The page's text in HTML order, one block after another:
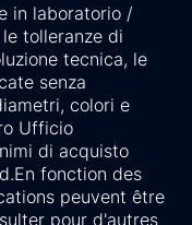
in laboratorio /
tolleranze di
tecnica, le
senza
colori e
Ufficio
di acquisto
fonction des
peuvent être
pour d'autres